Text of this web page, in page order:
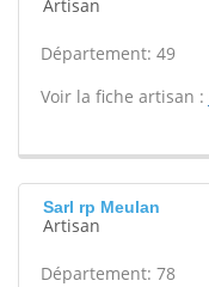
Artisan
Département: 49
Voir la fiche artisan :
Sarl rp Meulan
Artisan
Département: 78